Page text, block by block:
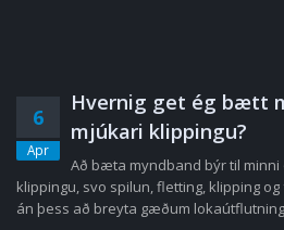
6
Apr
Hvernig get ég bætt
mjúkari klippingu?
Að bæta myndband býr til
klippingu, svo spilun, fletting, klipping
án þess að breyta gæðum